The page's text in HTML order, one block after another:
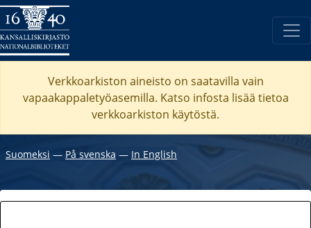
Verkkoarkiston aineisto on saatavilla vain
vapaakappaletyöasemilla. Katso infosta lisää tietoa
verkkoarkiston käytöstä.
Suomeksi ― På svenska ― In English